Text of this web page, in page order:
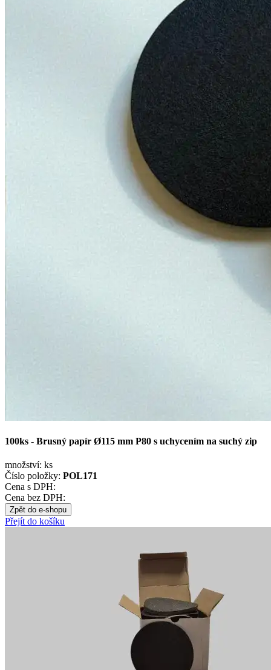
100ks - Brusný papír Ø115 mm P80 s uchycením na suchý zip
množství: ks
Číslo položky: POL171
Cena s DPH:
Cena bez DPH:
Zpět do e-shopu
Přejít do košíku